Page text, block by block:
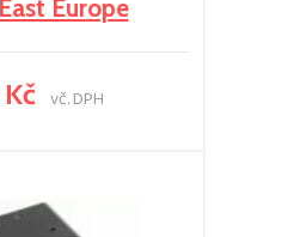
Europe
Kč vč. DPH